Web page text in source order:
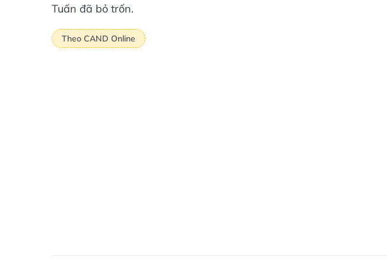
Tuấn đã bỏ trốn.
Theo CAND Online